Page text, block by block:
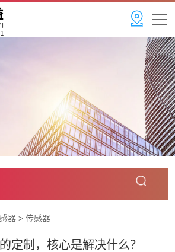
器 > 传感器
定制，核心是解决什么？